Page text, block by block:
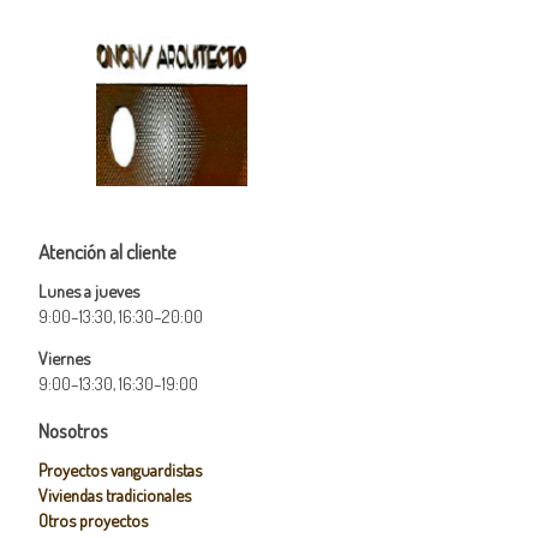
Atención al cliente
Lunes a jueves
9:00–13:30, 16:30–20:00
Viernes
9:00–13:30, 16:30–19:00
Nosotros
Proyectos vanguardistas
Viviendas tradicionales
Otros proyectos